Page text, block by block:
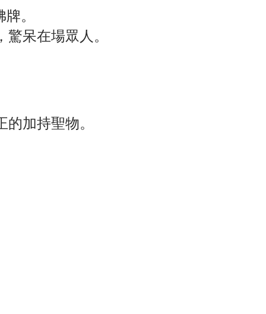
。
呆在場眾人。
加持聖物。